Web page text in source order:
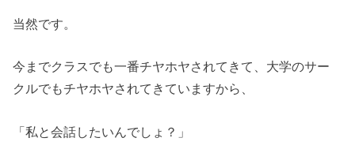
当然です。
今までクラスでも一番チヤホヤされてきて、大学のサー
クルでもチヤホヤされてきていますから、
「私と会話したいんでしょ？」